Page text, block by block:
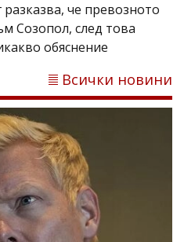
че превозното
Созопол, след това
обяснение
Всички новини